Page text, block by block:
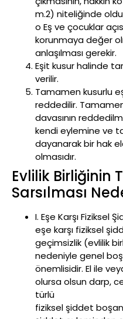
m.2) niteliğinde
o Eş ve çocuklar
korunmaya değer
anlaşılması gerekir.
Eşit kusur halinde
verilir.
Tamamen kusurlu
reddedilir.
davasının
kendi eylemine ve
dayanarak bir hak
olmasıdır.
Evlilik Birliğinin
Sarsılması
I. Eşe Karşı Fiziksel
eşe karşı fiziksel
geçimsizlik (evlilik
nedeniyle genel
önemlisidir. El ile
olursa olsun darp,
türlü
fiziksel şiddet